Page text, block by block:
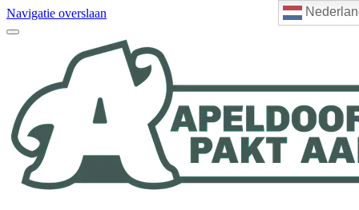
Navigatie overslaan